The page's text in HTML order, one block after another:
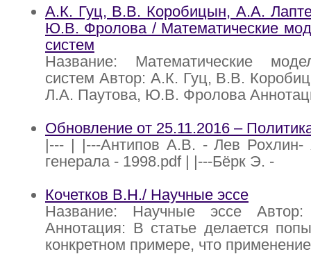
А.К. Гуц, В.В. Коробицын, А.А.
Ю.В. Фролова / Математические
систем
Название: Математические
систем Автор: А.К. Гуц, В.В.
Л.А. Паутова, Ю.В. Фролова
Обновление от 25.11.2016 –
|--- | |---Антипов А.В. - Лев Рохлин-
генерала - 1998.pdf | |---Бёрк Э. -
Кочетков В.Н./ Научные эссе
Название: Научные эссе
Аннотация: В статье делается
конкретном примере, что